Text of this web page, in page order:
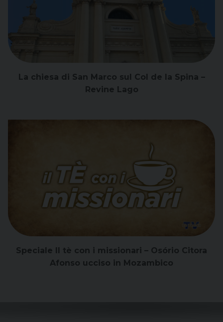
La chiesa di San Marco sul Col de la Spina –
Revine Lago
Speciale Il tè con i missionari – Osório Citora
Afonso ucciso in Mozambico